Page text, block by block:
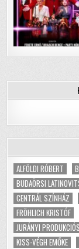
ALFÖLDI RÓBERT
BUDAÖRSI
CENTRÁL SZÍNHÁZ
FRÖHLICH KRISTÓF
JURÁNYI
KISS-VÉGH EMŐKE